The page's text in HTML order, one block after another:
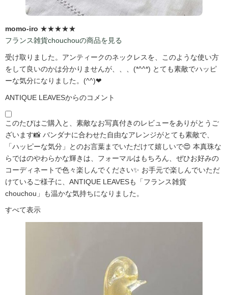
momo-iro ★★★★★
フランス雑貨chouchouの商品を見る
受け取りました。アンティークのネックレスを、このような使い方
をして良いのかは分かりませんが、、、(*^^*) とても素敵でハッピ
ーな気分になりました。(^^)❤
ANTIQUE LEAVESからのコメント
このたびはご購入と、素敵なお写真付きのレビューをありがとうご
ざいます📸 バンダナに合わせた自由なアレンジがとても素敵で、
「ハッピーな気分」とのお言葉までいただけて嬉しいで😍 本真珠な
らではのやわらかな輝きは、フォーマルはもちろん、ぜひお好みの
コーディネートで色々楽しんでください✨ お手元で楽しんでいただ
けているご様子に、ANTIQUE LEAVESも「フランス雑貨
chouchou」も温かな気持ちになりました。
すべて表示